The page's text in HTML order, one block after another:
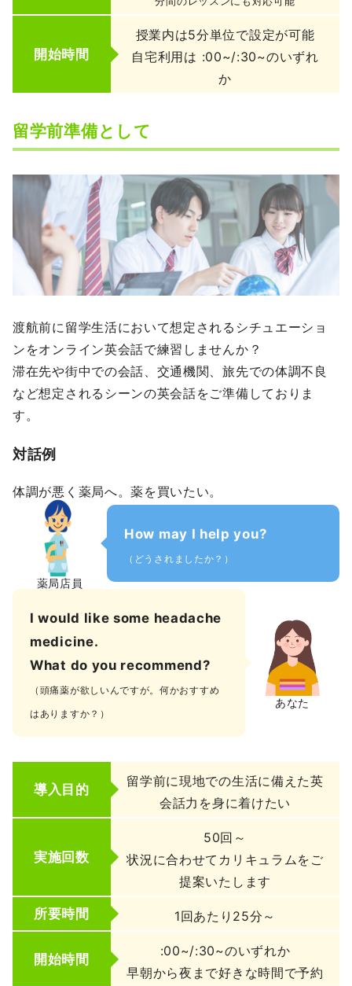
開始時間
授業内は5分単位で設定が可能
自宅利用は :00~/:30~のいずれ
か
留学前準備として
渡航前に留学生活において想定されるシチュエーショ
ンをオンライン英会話で練習しませんか？
滞在先や街中での会話、交通機関、旅先での体調不良
など想定されるシーンの英会話をご準備しておりま
す。
対話例
体調が悪く薬局へ。薬を買いたい。
薬局店員
How may I help you?
（どうされましたか？）
I would like some headache
medicine.
What do you recommend?
（頭痛薬が欲しいんですが。何かおすすめ
はありますか？）
あなた
導入目的
留学前に現地での生活に備えた英
会話力を身に着けたい
実施回数
50回～
状況に合わせてカリキュラムをご
提案いたします
所要時間 1回あたり25分～
開始時間
:00~/:30~のいずれか
早朝から夜まで好きな時間で予約